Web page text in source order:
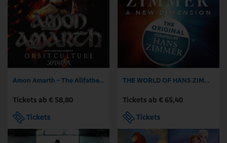
Amon Amarth - The Allfather Awakens - Europe & UK 2026
Tickets ab € 58,80
Tickets
THE WORLD OF HANS ZIMMER - A NEW DIMENSION
Tickets ab € 65,40
Tickets